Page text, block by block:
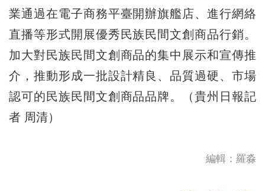
業通過在電子商務平臺開辦旗艦店、進行網絡
直播等形式開展優秀民族民間文創商品行銷。
加大對民族民間文創商品的集中展示和宣傳推
介，推動形成一批設計精良、品質過硬、市場
認可的民族民間文創商品品牌。（貴州日報記
者 周清）
編輯：羅淼